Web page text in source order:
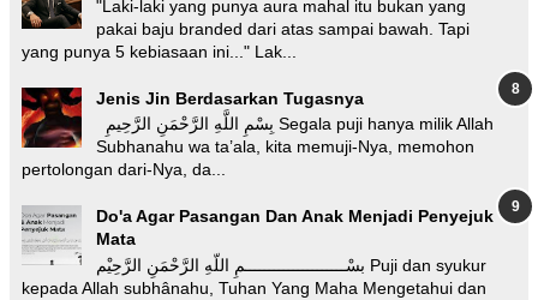
"Laki-laki yang punya aura mahal itu bukan yang
pakai baju branded dari atas sampai bawah. Tapi
yang punya 5 kebiasaan ini..." Lak...
Jenis Jin Berdasarkan Tugasnya
Subhanahu wa ta’ala, kita memuji-Nya, memohon
pertolongan dari-Nya, da...
Do'a Agar Pasangan Dan Anak Menjadi Penyejuk
Mata
بسْـــــــــــــــــــــمِ اللّهِ الرَّحْمَنِ الرَّحِيْم Puji dan syukur
kepada Allah subhânahu, Tuhan Yang Maha Mengetahui dan